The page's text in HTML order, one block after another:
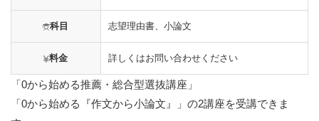
科目 志望理由書、小論文
料金 詳しくはお問い合わせください
「0から始める推薦・総合型選抜講座」
「0から始める『作文から小論文』」の2講座を受講できま